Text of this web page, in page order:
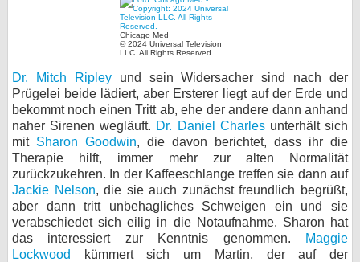
Chicago Med
© 2024 Universal Television
LLC. All Rights Reserved.
Dr. Mitch Ripleyund sein Widersacher sind nach der
Prügelei beide lädiert, aber Ersterer liegt auf der Erde und
bekommt noch einen Tritt ab, ehe der andere dann anhand
naher Sirenen wegläuft. Dr. Daniel Charlesunterhält sich
mit Sharon Goodwin, die davon berichtet, dass ihr die
Therapie hilft, immer mehr zur alten Normalität
zurückzukehren. In der Kaffeeschlange treffen sie dann auf
Jackie Nelson, die sie auch zunächst freundlich begrüßt,
aber dann tritt unbehagliches Schweigen ein und sie
verabschiedet sich eilig in die Notaufnahme. Sharon hat
das interessiert zur Kenntnis genommen.
Maggie
Lockwood
kümmert sich um Martin, der auf der
Impressum
Desktop-Ansicht
myFanbase